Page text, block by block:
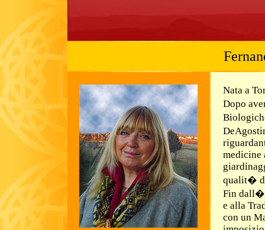
Nata a
Dopo
medicine
qualit�
Fin
e alla
con un